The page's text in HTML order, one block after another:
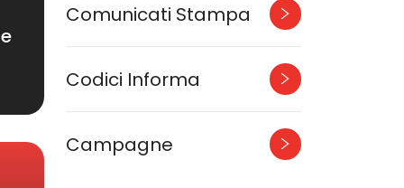
Comunicati Stampa
Codici Informa
Campagne